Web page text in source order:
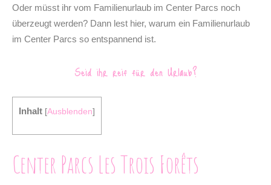
Oder müsst ihr vom Familienurlaub im Center Parcs noch
überzeugt werden? Dann lest hier, warum ein Familienurlaub
im Center Parcs so entspannend ist.
Seid ihr reif für den Urlaub?
Inhalt [Ausblenden]
Center Parcs Les Trois Forêts